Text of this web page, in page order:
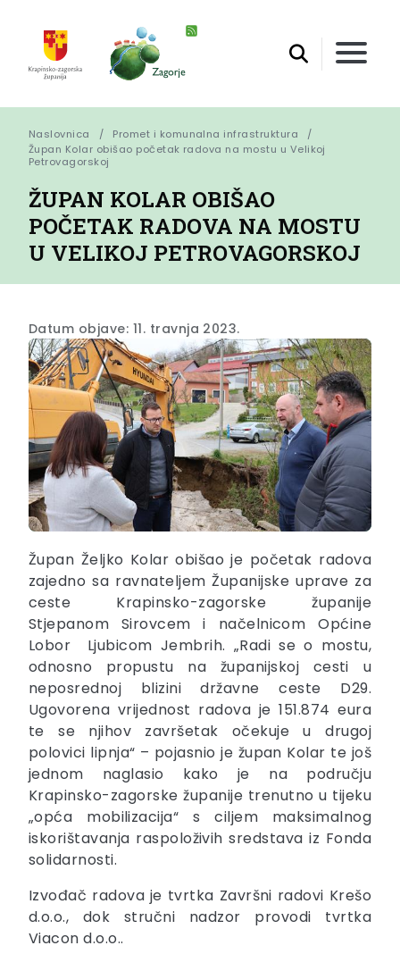
Naslovnica
Promet i komunalna infrastruktura
Župan Kolar obišao početak radova na mostu u Velikoj
Petrovagorskoj
ŽUPAN KOLAR OBIŠAO
POČETAK RADOVA NA MOSTU
U VELIKOJ PETROVAGORSKOJ
Datum objave: 11. travnja 2023.
Župan Željko Kolar obišao je početak radova
zajedno sa ravnateljem Županijske uprave za
ceste Krapinsko-zagorske županije
Stjepanom Sirovcem i načelnicom Općine
Lobor Ljubicom Jembrih. „Radi se o mostu,
odnosno propustu na županijskoj cesti u
neposrednoj blizini državne ceste D29.
Ugovorena vrijednost radova je 151.874 eura
te se njihov završetak očekuje u drugoj
polovici lipnja“ – pojasnio je župan Kolar te još
jednom naglasio kako je na području
Krapinsko-zagorske županije trenutno u tijeku
„opća mobilizacija“ s ciljem maksimalnog
iskorištavanja raspoloživih sredstava iz Fonda
solidarnosti.
Izvođač radova je tvrtka Završni radovi Krešo
d.o.o., dok stručni nadzor provodi tvrtka
Viacon d.o.o..